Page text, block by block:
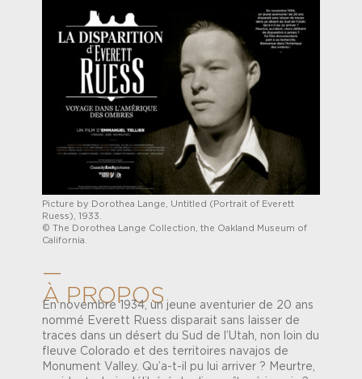
Picture by Dorothea Lange, Untitled (Portrait of Everett
Ruess), 1933.
© The Dorothea Lange Collection, the Oakland Museum of
California.
—
À PROPOS
En novembre 1934, un jeune aventurier de 20 ans
nommé Everett Ruess disparait sans laisser de
traces dans un désert du Sud de l’Utah, non loin du
fleuve Colorado et des territoires navajos de
Monument Valley. Qu’a-t-il pu lui arriver ? Meurtre,